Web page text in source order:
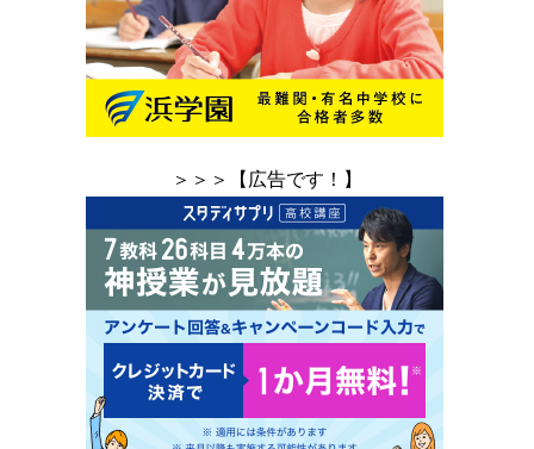
＞＞＞【広告です！】